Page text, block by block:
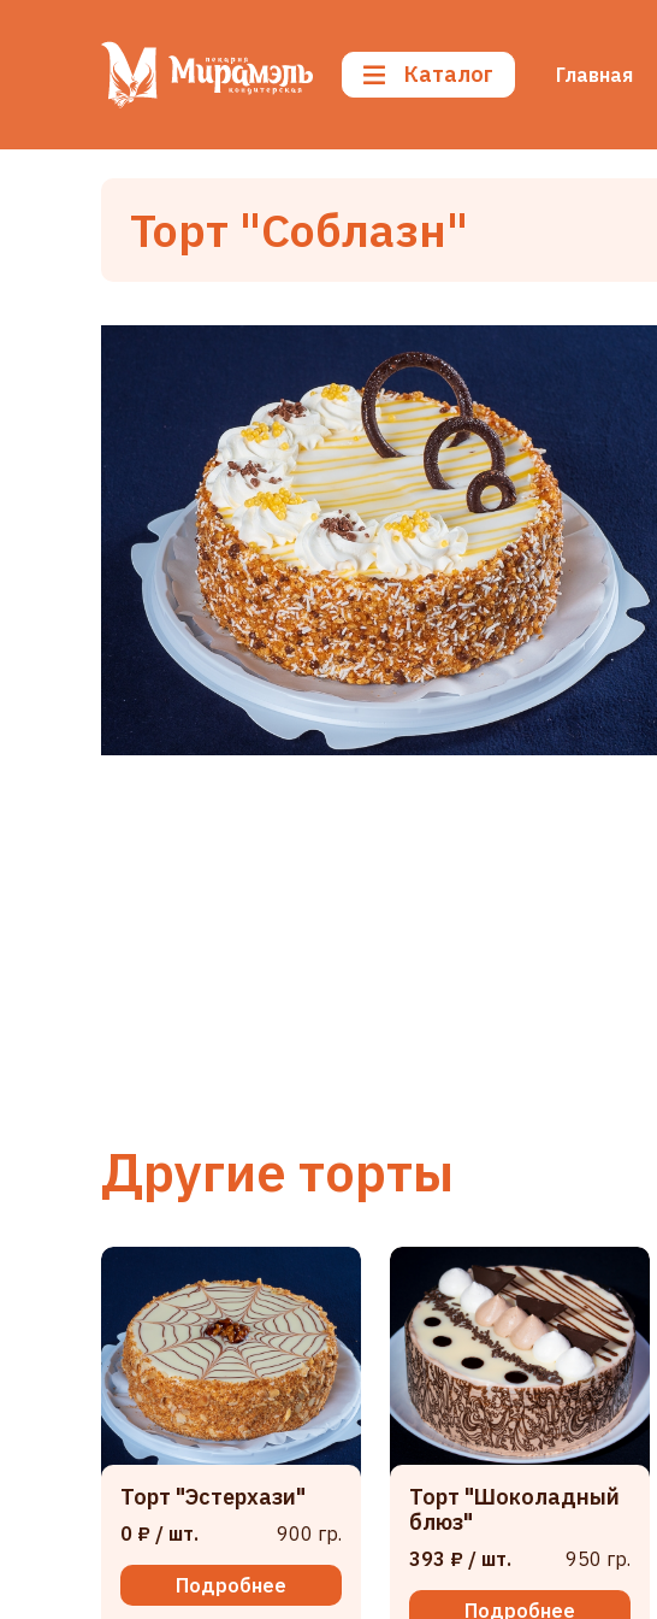
Каталог Главная
Торт "Соблазн"
Другие торты
Торт "Эстерхази"
0 ₽ / шт. 900 гр.
Подробнее
Торт "Шоколадный
блюз"
393 ₽ / шт. 950 гр.
Подробнее